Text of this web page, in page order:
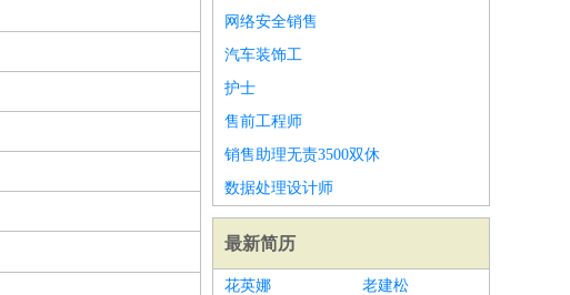
网络安全销售
汽车装饰工
护士
售前工程师
销售助理无责3500双休
数据处理设计师
最新简历
花英娜
老建松